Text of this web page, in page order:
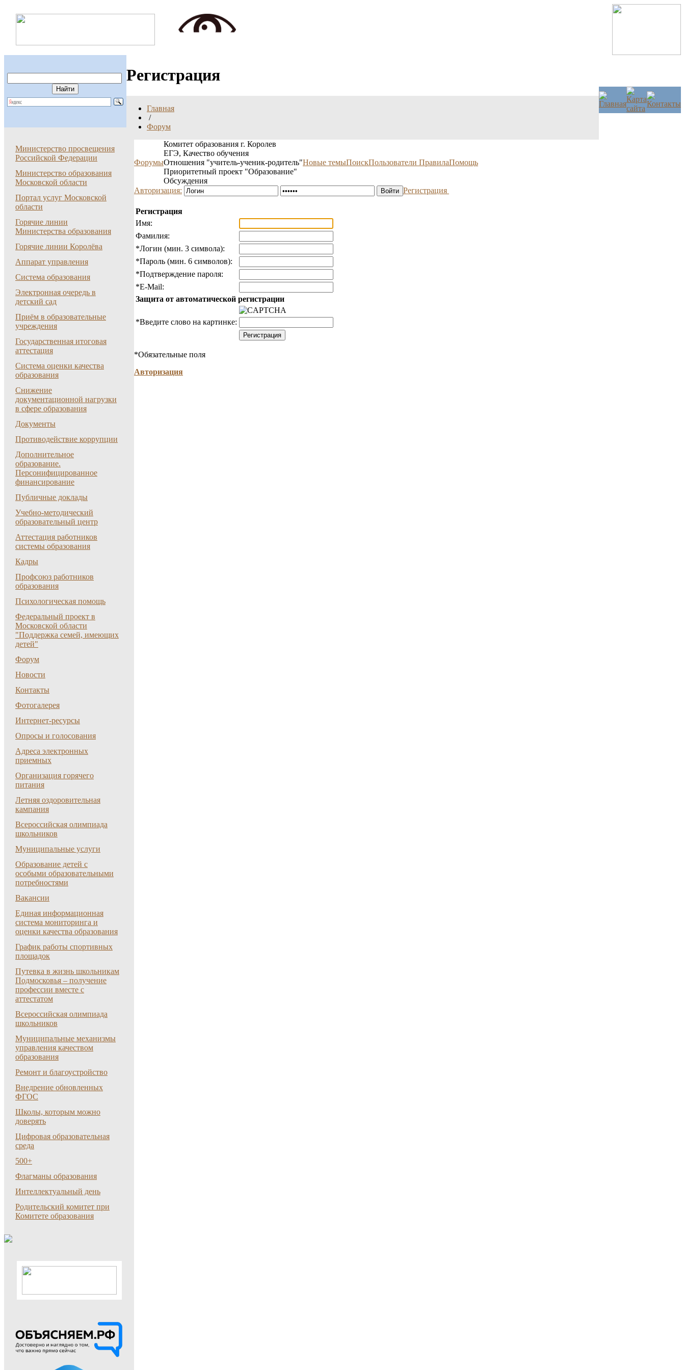
Регистрация
Главная
/
Форум
Министерство просвещения
Российской Федерации
Министерство образования
Московской области
Портал услуг Московской
области
Горячие линии
Министерства образования
Горячие линии Королёва
Аппарат управления
Система образования
Электронная очередь в
детский сад
Приём в образовательные
учреждения
Государственная итоговая
аттестация
Система оценки качества
образования
Снижение
документационной нагрузки
в сфере образования
Документы
Противодействие коррупции
Дополнительное
образование.
Персонифицированное
финансирование
Публичные доклады
Учебно-методический
образовательный центр
Аттестация работников
системы образования
Кадры
Профсоюз работников
образования
Психологическая помощь
Федеральный проект в
Московской области
"Поддержка семей, имеющих
детей"
Форум
Новости
Контакты
Фотогалерея
Интернет-ресурсы
Опросы и голосования
Адреса электронных
приемных
Организация горячего
питания
Летняя оздоровительная
кампания
Всероссийская олимпиада
школьников
Муниципальные услуги
Образование детей с
особыми образовательными
потребностями
Вакансии
Единая информационная
система мониторинга и
оценки качества образования
График работы спортивных
площадок
Путевка в жизнь школьникам
Подмосковья – получение
профессии вместе с
аттестатом
Всероссийская олимпиада
школьников
Муниципальные механизмы
управления качеством
образования
Ремонт и благоустройство
Внедрение обновленных
ФГОС
Школы, которым можно
доверять
Цифровая образовательная
среда
500+
Флагманы образования
Интеллектуальный день
Родительский комитет при
Комитете образования
Форумы
Комитет образования г. Королев
ЕГЭ, Качество обучения
Отношения "учитель-ученик-родитель"
Приоритетный проект "Образование"
Обсуждения
Новые темыПоискПользователи ПравилаПомощь
Авторизация: Регистрация
Регистрация
Имя:
Фамилия:
*Логин (мин. 3 символа):
*Пароль (мин. 6 символов):
*Подтверждение пароля:
*E-Mail:
Защита от автоматической регистрации
*Введите слово на картинке:
*Обязательные поля
Авторизация